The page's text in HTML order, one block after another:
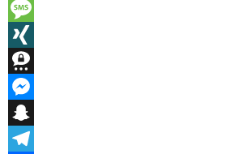
LinkedIn
Message
XING
Threema
Messenger
Snapchat